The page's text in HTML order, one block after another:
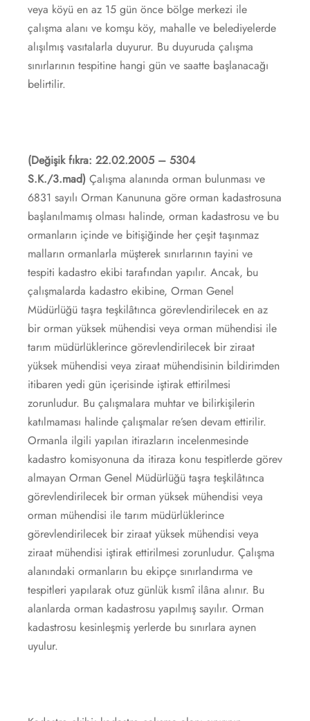
veya köyü en az 15 gün önce bölge merkezi ile
çalışma alanı ve komşu köy, mahalle ve belediyelerde
alışılmış vasıtalarla duyurur. Bu duyuruda çalışma
sınırlarının tespitine hangi gün ve saatte başlanacağı
belirtilir.
(Değişik fıkra: 22.02.2005 – 5304
S.K./3.mad) Çalışma alanında orman bulunması ve
6831 sayılı Orman Kanununa göre orman kadastrosuna
başlanılmamış olması halinde, orman kadastrosu ve bu
ormanların içinde ve bitişiğinde her çeşit taşınmaz
malların ormanlarla müşterek sınırlarının tayini ve
tespiti kadastro ekibi tarafından yapılır. Ancak, bu
çalışmalarda kadastro ekibine, Orman Genel
Müdürlüğü taşra teşkilâtınca görevlendirilecek en az
bir orman yüksek mühendisi veya orman mühendisi ile
tarım müdürlüklerince görevlendirilecek bir ziraat
yüksek mühendisi veya ziraat mühendisinin bildirimden
itibaren yedi gün içerisinde iştirak ettirilmesi
zorunludur. Bu çalışmalara muhtar ve bilirkişilerin
katılmaması halinde çalışmalar re’sen devam ettirilir.
Ormanla ilgili yapılan itirazların incelenmesinde
kadastro komisyonuna da itiraza konu tespitlerde görev
almayan Orman Genel Müdürlüğü taşra teşkilâtınca
görevlendirilecek bir orman yüksek mühendisi veya
orman mühendisi ile tarım müdürlüklerince
görevlendirilecek bir ziraat yüksek mühendisi veya
ziraat mühendisi iştirak ettirilmesi zorunludur. Çalışma
alanındaki ormanların bu ekipçe sınırlandırma ve
tespitleri yapılarak otuz günlük kısmî ilâna alınır. Bu
alanlarda orman kadastrosu yapılmış sayılır. Orman
kadastrosu kesinleşmiş yerlerde bu sınırlara aynen
uyulur.